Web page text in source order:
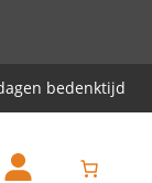
bedenktijd